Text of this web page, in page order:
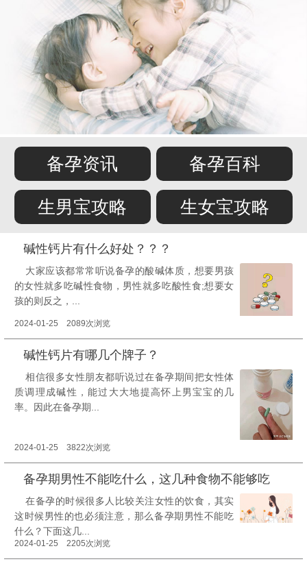
备孕资讯 备孕百科
生男宝攻略 生女宝攻略
碱性钙片有什么好处？？？
大家应该都常常听说备孕的酸碱体质，想要男孩
的女性就多吃碱性食物，男性就多吃酸性食;想要女
孩的则反之，...
2024-01-25 2089次浏览
碱性钙片有哪几个牌子？
相信很多女性朋友都听说过在备孕期间把女性体
质调理成碱性，能过大大地提高怀上男宝宝的几
率。因此在备孕期...
2024-01-25 3822次浏览
备孕期男性不能吃什么，这几种食物不能够吃
在备孕的时候很多人比较关注女性的饮食，其实
这时候男性的也必须注意，那么备孕期男性不能吃
什么？下面这几...
2024-01-25 2205次浏览